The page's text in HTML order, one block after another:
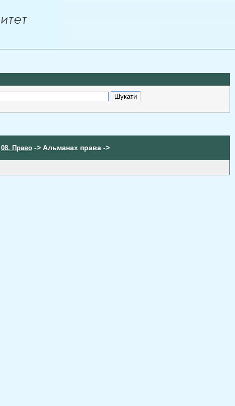
08. Право -> Альманах права ->